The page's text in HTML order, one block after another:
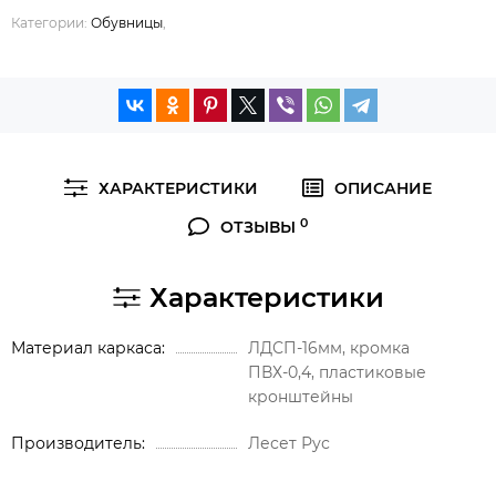
Категории: Обувницы
ХАРАКТЕРИСТИКИ
ОПИСАНИЕ
ОТЗЫВЫ 0
Характеристики
Материал каркаса
ЛДСП-16мм, кромка
ПВХ-0,4, пластиковые
кронштейны
Производитель Лесет Рус